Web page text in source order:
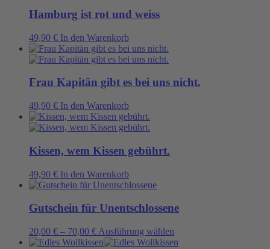
Hamburg ist rot und weiss
49,90 € In den Warenkorb
Frau Kapitän gibt es bei uns nicht.
49,90 € In den Warenkorb
Kissen, wem Kissen gebührt.
49,90 € In den Warenkorb
Gutschein für Unentschlossene
20,00 € – 70,00 € Ausführung wählen
Produkt